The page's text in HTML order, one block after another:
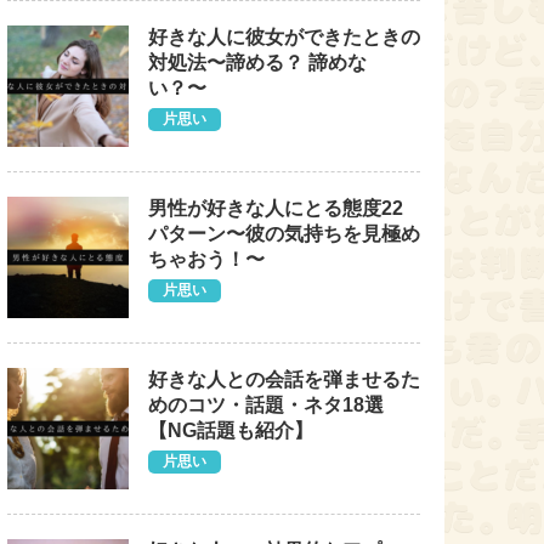
好きな人に彼女ができたときの
対処法〜諦める？ 諦めな
い？〜
片思い
男性が好きな人にとる態度22
パターン〜彼の気持ちを見極め
ちゃおう！〜
片思い
好きな人との会話を弾ませるた
めのコツ・話題・ネタ18選
【NG話題も紹介】
片思い